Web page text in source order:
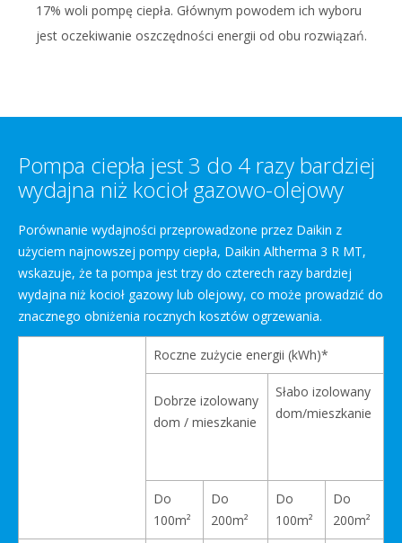
17% woli pompę ciepła. Głównym powodem ich wyboru
jest oczekiwanie oszczędności energii od obu rozwiązań.
Pompa ciepła jest 3 do 4 razy bardziej
wydajna niż kocioł gazowo-olejowy
Porównanie wydajności przeprowadzone przez Daikin z
użyciem najnowszej pompy ciepła, Daikin Altherma 3 R MT,
wskazuje, że ta pompa jest trzy do czterech razy bardziej
wydajna niż kocioł gazowy lub olejowy, co może prowadzić do
znacznego obniżenia rocznych kosztów ogrzewania.
Roczne zużycie energii (kWh)*
Dobrze izolowany
dom / mieszkanie
Słabo izolowany
dom/mieszkanie
Do
100m²
Do
200m²
Do
100m²
Do
200m²